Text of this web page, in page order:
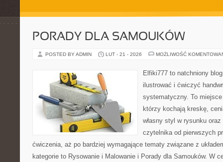
PORADY DLA SAMOUKÓW
POSTED BY ADMIN LUT - 21 - 2026 MOŻLIWOŚĆ
Elfiki777 to natchniony
ilustrować i ćwiczyć
systematyczny. To
którzy kochają kreskę,
własny styl w rysunku
czytelnika od pierwszych
ćwiczenia, aż po bardziej wymagające tematy związane z
kategorie to Rysowanie i Malowanie i Porady dla Samouków. W